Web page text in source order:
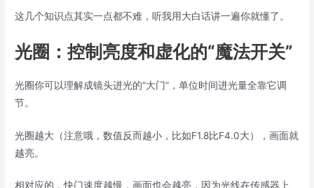
这几个知识点其实一点都不难，听我用大白话讲一遍你就懂了。
光圈：控制亮度和虚化的“魔法开关”
光圈你可以理解成镜头进光的“大门”，单位时间进光量全靠它调
节。
光圈越大（注意哦，数值反而越小，比如F1.8比F4.0大），画面就
越亮。
相对应的，快门速度越慢，画面也会越亮，因为光线在传感器上